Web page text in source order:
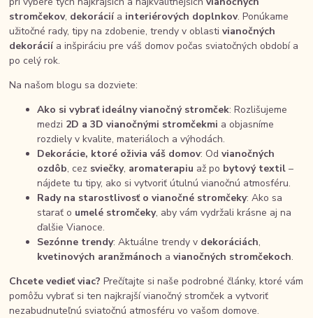
stromčekov, dekoráciía interiérových doplnkov. Ponúkame
užitočné rady, tipy na zdobenie, trendy v oblastivianočných
dekoráciía inšpiráciu pre váš domov počas sviatočných období a
po celý rok.
Na našom blogu sa dozviete:
Ako si vybrať ideálny vianočný stromček: Rozlišujeme
medzi 2D a 3D vianočnými stromčekmi a objasníme
rozdiely v kvalite, materiáloch a výhodách.
Dekorácie, ktoré oživia váš domov: Odvianočných
ozdôb, cez sviečky, aromaterapiu až po bytový textil –
nájdete tu tipy, ako si vytvoriť útulnú vianočnú atmosféru.
Rady na starostlivosť o vianočné stromčeky: Ako sa
starať o umelé stromčeky, aby vám vydržali krásne aj na
ďalšie Vianoce.
Sezónne trendy: Aktuálne trendy v dekoráciách,
kvetinových aranžmánoch avianočných stromčekoch.
Chcete vedieť viac? Prečítajte si naše podrobné články, ktoré vám
pomôžu vybrať si ten najkrajší vianočný stromček a vytvoriť
nezabudnuteľnú sviatočnú atmosféru vo vašom domove.